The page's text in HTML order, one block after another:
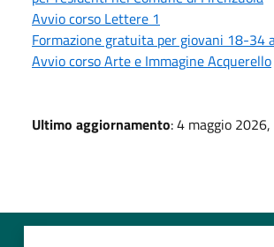
Avvio corso Lettere 1
Formazione gratuita per giovani 18-34
Avvio corso Arte e Immagine Acquerello
Ultimo aggiornamento: 4 maggio